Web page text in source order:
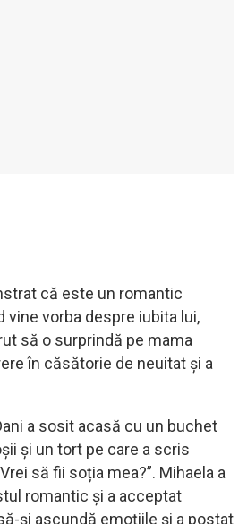
că este un romantic
vine vorba despre iubita lui,
să o surprindă pe mama
în căsătorie de neuitat și a
a sosit acasă cu un buchet
și un tort pe care a scris
să fii soția mea?”. Mihaela a
romantic și a acceptat
și ascundă emoțiile și a postat